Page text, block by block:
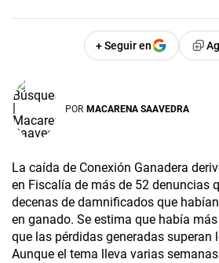
+ Seguir en
POR MACARENA SAAVEDRA
La caída de Conexión Ganadera
en Fiscalía de más de 52 denuncias
decenas de damnificados que
en ganado. Se estima que había
que las pérdidas generadas superan
Aunque el tema lleva varias